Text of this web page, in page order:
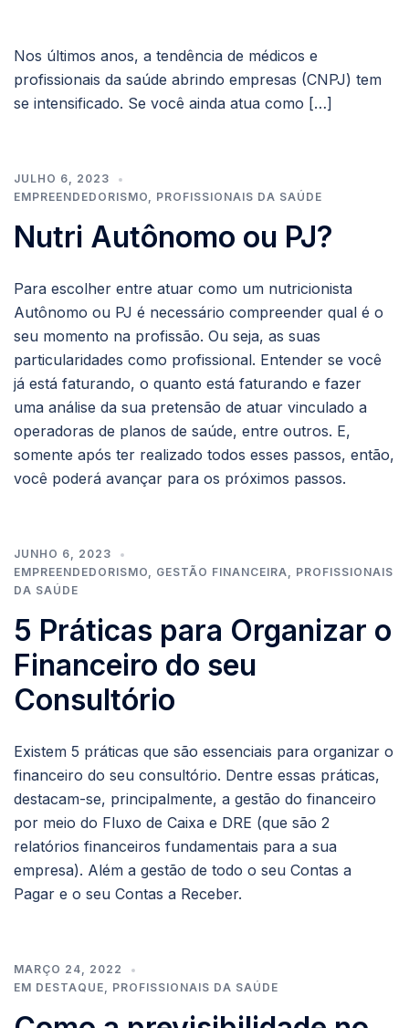
Nos últimos anos, a tendência de médicos e
profissionais da saúde abrindo empresas (CNPJ) tem
se intensificado. Se você ainda atua como […]
JULHO 6, 2023
EMPREENDEDORISMO, PROFISSIONAIS DA SAÚDE
Nutri Autônomo ou PJ?
Para escolher entre atuar como um nutricionista
Autônomo ou PJ é necessário compreender qual é o
seu momento na profissão. Ou seja, as suas
particularidades como profissional. Entender se você
já está faturando, o quanto está faturando e fazer
uma análise da sua pretensão de atuar vinculado a
operadoras de planos de saúde, entre outros. E,
somente após ter realizado todos esses passos, então,
você poderá avançar para os próximos passos.
JUNHO 6, 2023
EMPREENDEDORISMO, GESTÃO FINANCEIRA, PROFISSIONAIS
DA SAÚDE
5 Práticas para Organizar o
Financeiro do seu
Consultório
Existem 5 práticas que são essenciais para organizar o
financeiro do seu consultório. Dentre essas práticas,
destacam-se, principalmente, a gestão do financeiro
por meio do Fluxo de Caixa e DRE (que são 2
relatórios financeiros fundamentais para a sua
empresa). Além a gestão de todo o seu Contas a
Pagar e o seu Contas a Receber.
MARÇO 24, 2022
EM DESTAQUE, PROFISSIONAIS DA SAÚDE